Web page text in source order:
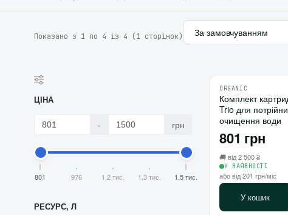
Показано з 1 по 4 із 4 (1 сторінок)
ЦІНА
- грн
801 976 1,2 тис. 1,3 тис. 1,5 тис.
РЕСУРС, Л
ORGANIC
Комплект
Trio для
очищення води
801 грн
🚚 від 2 500 ₴
У НАЯВНОСТІ
або від 201 грн/міс
У кошик